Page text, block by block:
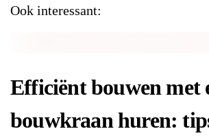
Ook interessant:
Efficiënt bouwen met
bouwkraan huren: